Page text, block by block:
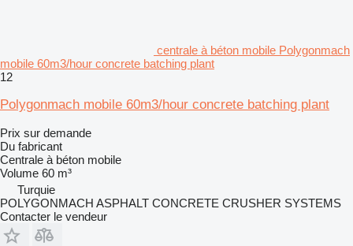
centrale à béton mobile Polygonmach
mobile 60m3/hour concrete batching plant
12
Polygonmach mobile 60m3/hour concrete batching plant
Prix sur demande
Du fabricant
Centrale à béton mobile
Volume 60 m³
Turquie
POLYGONMACH ASPHALT CONCRETE CRUSHER SYSTEMS
Contacter le vendeur